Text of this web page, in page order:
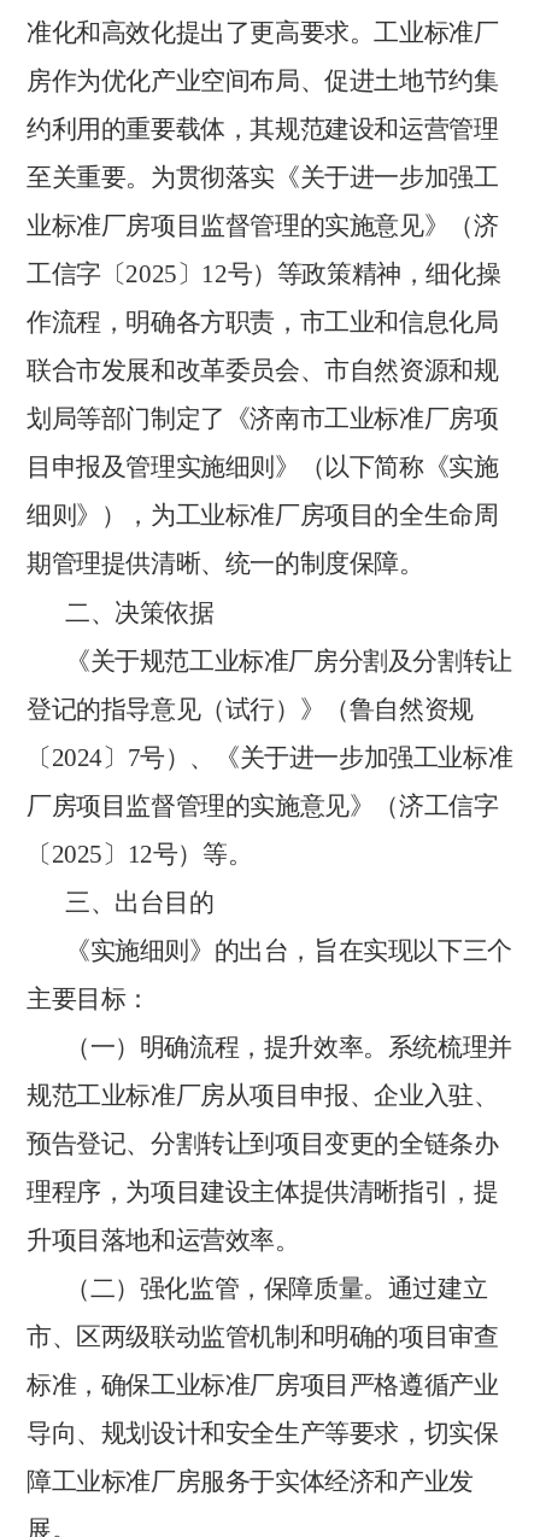
准化和高效化提出了更高要求。工业标准厂
房作为优化产业空间布局、促进土地节约集
约利用的重要载体，其规范建设和运营管理
至关重要。为贯彻落实《关于进一步加强工
业标准厂房项目监督管理的实施意见》（济
工信字〔2025〕12号）等政策精神，细化操
作流程，明确各方职责，市工业和信息化局
联合市发展和改革委员会、市自然资源和规
划局等部门制定了《济南市工业标准厂房项
目申报及管理实施细则》（以下简称《实施
细则》），为工业标准厂房项目的全生命周
期管理提供清晰、统一的制度保障。
二、 决策依据
《关于规范工业标准厂房分割及分割转让
登记的指导意见（试行）》（鲁自然资规
〔2024〕7号） 、《关于进一步加强工业标准
厂房项目监督管理的实施意见》（济工信字
〔2025〕12号） 等。
三、 出台目的
《实施细则》的出台，旨在实现以下三个
主要目标：
（一）明确流程，提升效率。 系统梳理并
规范工业标准厂房从项目申报、企业入驻、
预告登记、分割转让到项目变更的全链条办
理程序，为项目建设主体提供清晰指引，提
升项目落地和运营效率。
（二）强化监管，保障质量。 通过建立
市、区两级联动监管机制和明确的项目审查
标准，确保工业标准厂房项目严格遵循产业
导向、规划设计和安全生产等要求，切实保
障工业标准厂房服务于实体经济和产业发
展。